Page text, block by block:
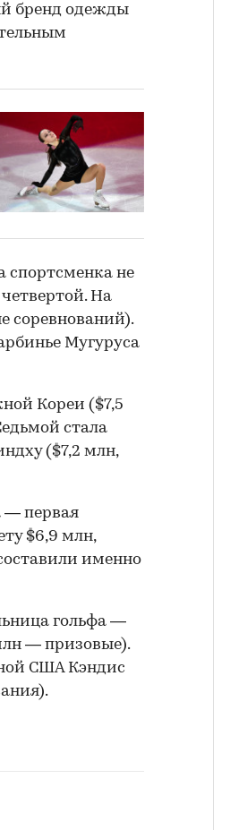
бренд одежды
спортсменка не
На
соревнований).
Мугуруса
Кореи ($7,5
стала
($7,2 млн,
— первая
$6,9 млн,
именно
гольфа —
— призовые).
США Кэндис